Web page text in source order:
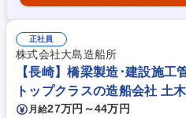
正社員
株式会社大島造船所
【長崎】橋梁製造･建設施工
トップクラスの造船会社 土
月給27万円～44万円